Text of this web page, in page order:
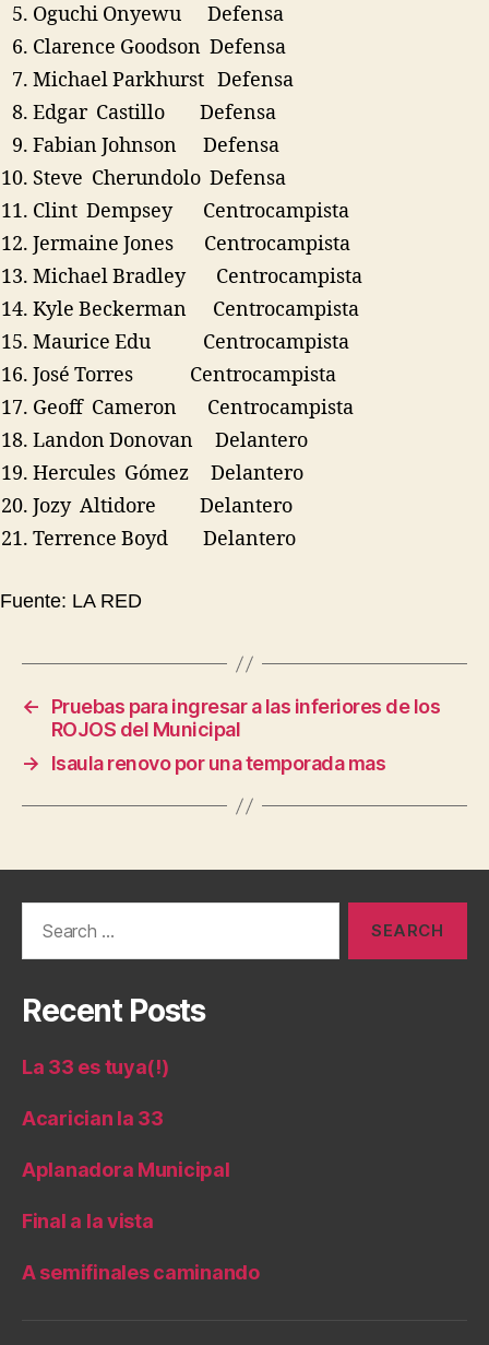
Oguchi Onyewu Defensa
Clarence Goodson Defensa
Michael Parkhurst Defensa
Edgar Castillo Defensa
Fabian Johnson Defensa
Steve Cherundolo Defensa
Clint Dempsey Centrocampista
Jermaine Jones Centrocampista
Michael Bradley Centrocampista
Kyle Beckerman Centrocampista
Maurice Edu Centrocampista
José Torres Centrocampista
Geoff Cameron Centrocampista
Landon Donovan Delantero
Hercules Gómez Delantero
Jozy Altidore Delantero
Terrence Boyd Delantero
Fuente: LA RED
←
Pruebas para ingresar a las inferiores de los
ROJOS del Municipal
→
Isaula renovo por una temporada mas
Recent Posts
La 33 es tuya(!)
Acarician la 33
Aplanadora Municipal
Final a la vista
A semifinales caminando